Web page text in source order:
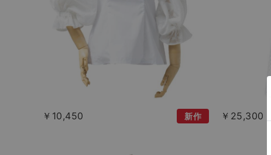
￥10,450 新作 ￥25,300